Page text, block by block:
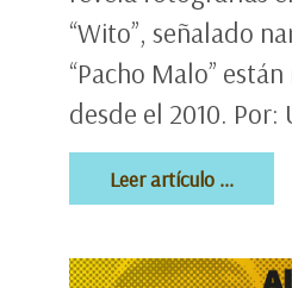
“Wito”, señalado
“Pacho Malo”
desde el 2010. Por:
Leer artículo ...